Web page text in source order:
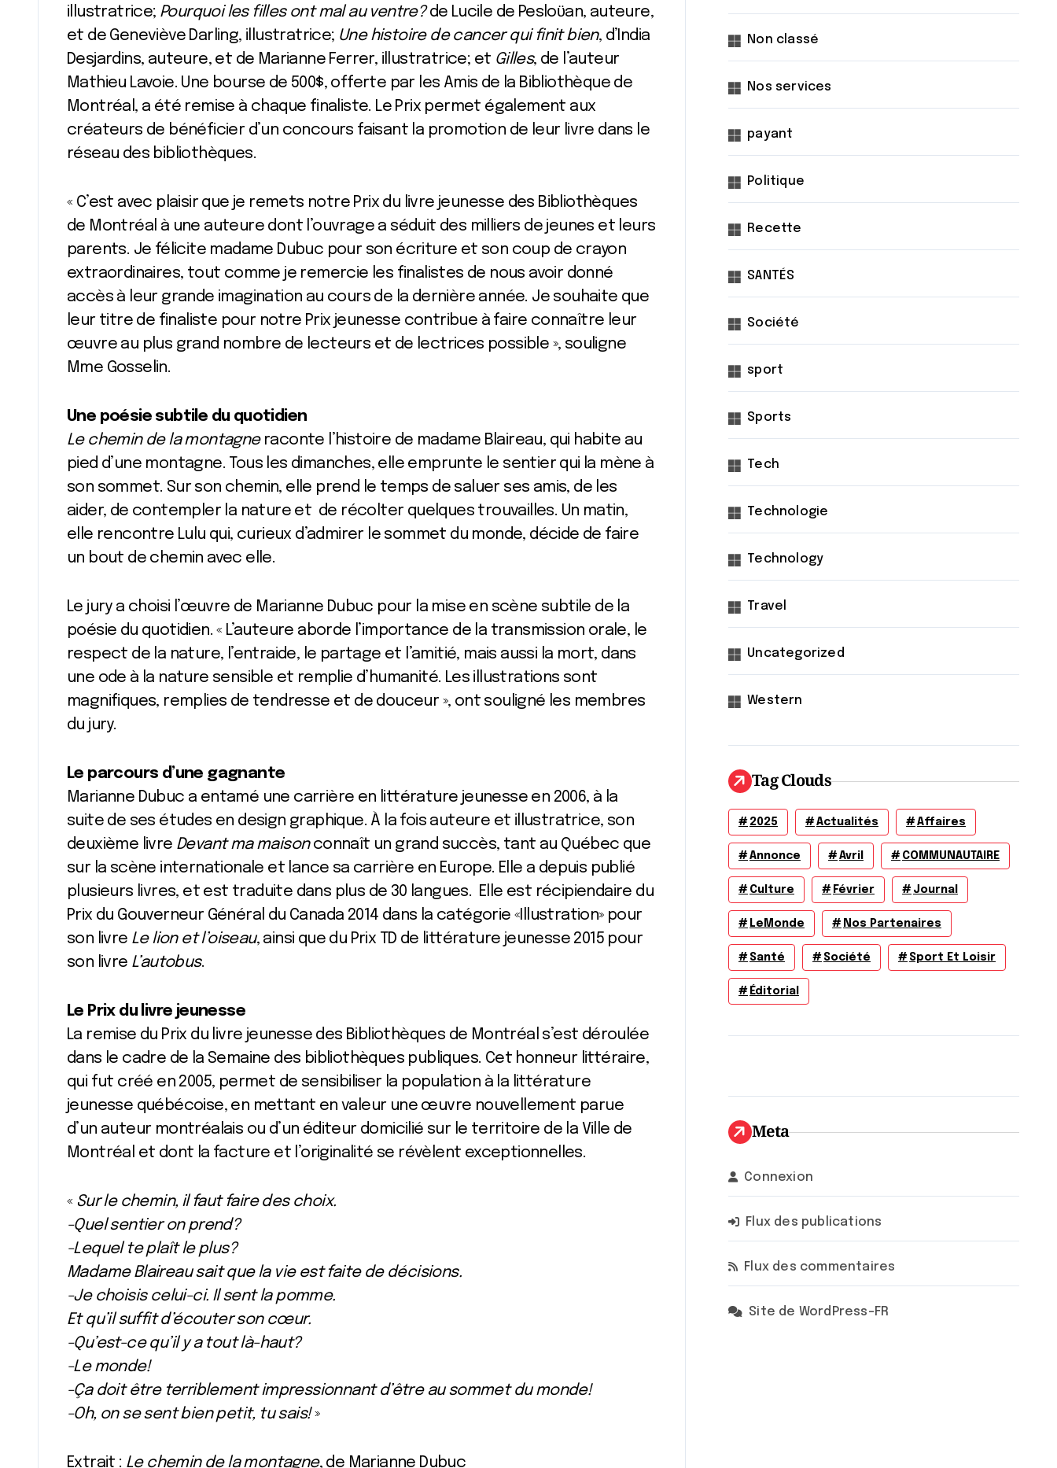
illustratrice; Pourquoi les filles ont mal au ventre?de Lucile de Pesloϋan, auteure,
et de Geneviève Darling, illustratrice; Une histoire de cancer qui finit bien, d’India
Desjardins, auteure, et de Marianne Ferrer, illustratrice; et Gilles, de l’auteur
Mathieu Lavoie. Une bourse de 500$, offerte par les Amis de la Bibliothèque de
Montréal, a été remise à chaque finaliste. Le Prix permet également aux
créateurs de bénéficier d’un concours faisant la promotion de leur livre dans le
réseau des bibliothèques.
« C’est avec plaisir que je remets notre Prix du livre jeunesse des Bibliothèques
de Montréal à une auteure dont l’ouvrage a séduit des milliers de jeunes et leurs
parents. Je félicite madame Dubuc pour son écriture et son coup de crayon
extraordinaires, tout comme je remercie les finalistes de nous avoir donné
accès à leur grande imagination au cours de la dernière année. Je souhaite que
leur titre de finaliste pour notre Prix jeunesse contribue à faire connaître leur
œuvre au plus grand nombre de lecteurs et de lectrices possible », souligne
Mme Gosselin.
Une poésie subtile du quotidien
Le chemin de la montagneraconte l’histoire de madame Blaireau, qui habite au
pied d’une montagne. Tous les dimanches, elle emprunte le sentier qui la mène à
son sommet. Sur son chemin, elle prend le temps de saluer ses amis, de les
aider, de contempler la nature et de récolter quelques trouvailles. Un matin,
elle rencontre Lulu qui, curieux d’admirer le sommet du monde, décide de faire
un bout de chemin avec elle.
Le jury a choisi l’œuvre de Marianne Dubuc pour la mise en scène subtile de la
poésie du quotidien. « L’auteure aborde l’importance de la transmission orale, le
respect de la nature, l’entraide, le partage et l’amitié, mais aussi la mort, dans
une ode à la nature sensible et remplie d’humanité. Les illustrations sont
magnifiques, remplies de tendresse et de douceur », ont souligné les membres
du jury.
Le parcours d’une gagnante
Marianne Dubuc a entamé une carrière en littérature jeunesse en 2006, à la
suite de ses études en design graphique. À la fois auteure et illustratrice, son
deuxième livre Devant ma maisonconnaît un grand succès, tant au Québec que
sur la scène internationale et lance sa carrière en Europe. Elle a depuis publié
plusieurs livres, et est traduite dans plus de 30 langues. Elle est récipiendaire du
Prix du Gouverneur Général du Canada 2014 dans la catégorie «Illustration» pour
son livre Le lion et l’oiseau, ainsi que du Prix TD de littérature jeunesse 2015 pour
son livre L’autobus.
Le Prix du livre jeunesse
La remise du Prix du livre jeunesse des Bibliothèques de Montréal s’est déroulée
dans le cadre de la Semaine des bibliothèques publiques. Cet honneur littéraire,
qui fut créé en 2005, permet de sensibiliser la population à la littérature
jeunesse québécoise, en mettant en valeur une œuvre nouvellement parue
d’un auteur montréalais ou d’un éditeur domicilié sur le territoire de la Ville de
Montréal et dont la facture et l’originalité se révèlent exceptionnelles.
« Sur le chemin, il faut faire des choix.
-Quel sentier on prend?
-Lequel te plaît le plus?
Madame Blaireau sait que la vie est faite de décisions.
-Je choisis celui-ci. Il sent la pomme.
Et qu’il suffit d’écouter son cœur.
-Qu’est-ce qu’il y a tout là-haut?
-Le monde!
-Ça doit être terriblement impressionnant d’être au sommet du monde!
-Oh, on se sent bien petit, tu sais!»
Extrait : Le chemin de la montagne, de Marianne Dubuc
Non classé
Nos services
payant
Politique
Recette
SANTÉS
Société
sport
Sports
Tech
Technologie
Technology
Travel
Uncategorized
Western
Tag Clouds
2025 Actualités Affaires
Annonce Avril COMMUNAUTAIRE
Culture Février Journal
LeMonde Nos Partenaires
Santé Société Sport Et Loisir
Éditorial
Meta
Connexion
Flux des publications
Flux des commentaires
Site de WordPress-FR